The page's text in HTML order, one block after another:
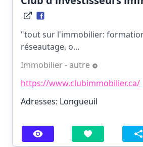
"tout sur l'immobilier:
réseautage, o...
Immobilier - autre
https://www.clubimmobilier.ca/
Adresses: Longueuil